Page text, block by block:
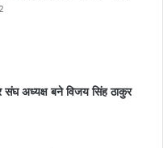
संघ अध्यक्ष बने विजय सिंह ठाकुर